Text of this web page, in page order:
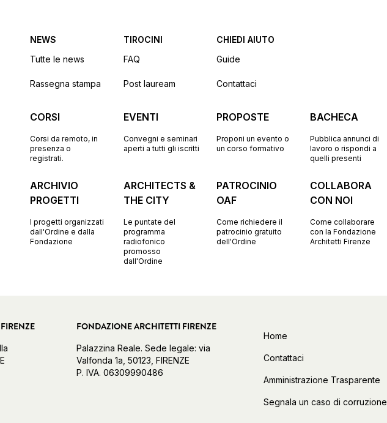
NEWS
Tutte le news
Rassegna stampa
TIROCINI
FAQ
Post lauream
CHIEDI AIUTO
Guide
Contattaci
CORSI
Corsi da remoto, in
presenza o
registrati.
EVENTI
Convegni e seminari
aperti a tutti gli iscritti
PROPOSTE
Proponi un evento o
un corso formativo
BACHECA
Pubblica annunci di
lavoro o rispondi a
quelli presenti
ARCHIVIO
PROGETTI
I progetti organizzati
dall'Ordine e dalla
Fondazione
ARCHITECTS &
THE CITY
Le puntate del
programma
radiofonico
promosso
dall'Ordine
PATROCINIO
OAF
Come richiedere il
patrocinio gratuito
dell'Ordine
COLLABORA
CON NOI
Come collaborare
con la Fondazione
Architetti Firenze
FONDAZIONE ARCHITETTI FIRENZE
Palazzina Reale. Sede legale: via
Valfonda 1a, 50123, FIRENZE
P. IVA. 06309990486
Home
Contattaci
Amministrazione Trasparente
Segnala un caso di corruzione